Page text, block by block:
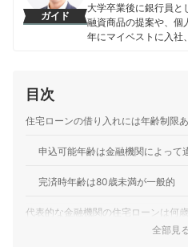
ガイド
大学卒業後に銀行員と
融資商品の提案や、個
年にマイベストに入社
大島凱斗のプロフィ
目次
住宅ローンの借り入れには年齢制限
申込可能年齢は金融機関によって
完済時年齢は80歳未満が一般的
代表的な金融機関の住宅ローンは何
全部見